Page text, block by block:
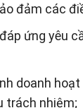
đảm các
ứng yêu
doanh
trách nhiệm;